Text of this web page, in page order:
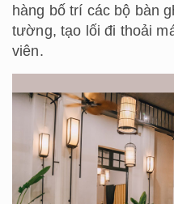
hàng bố trí các bộ bàn
tường, tạo lối đi thoải
viên.